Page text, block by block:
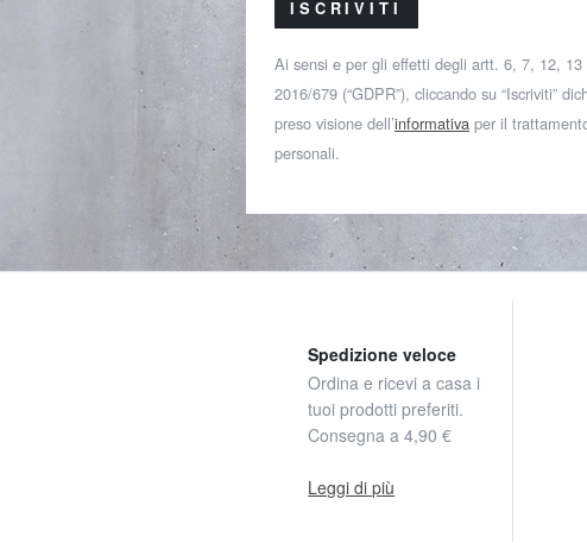
ISCRIVITI
Ai sensi e per gli effetti degli artt. 6, 7, 12, 13
2016/679 (“GDPR”), cliccando su “Iscriviti”
preso visione dell’informativa per il
personali.
Spedizione veloce
Ordina e ricevi a casa i
tuoi prodotti preferiti.
Consegna a 4,90 €
Leggi di più